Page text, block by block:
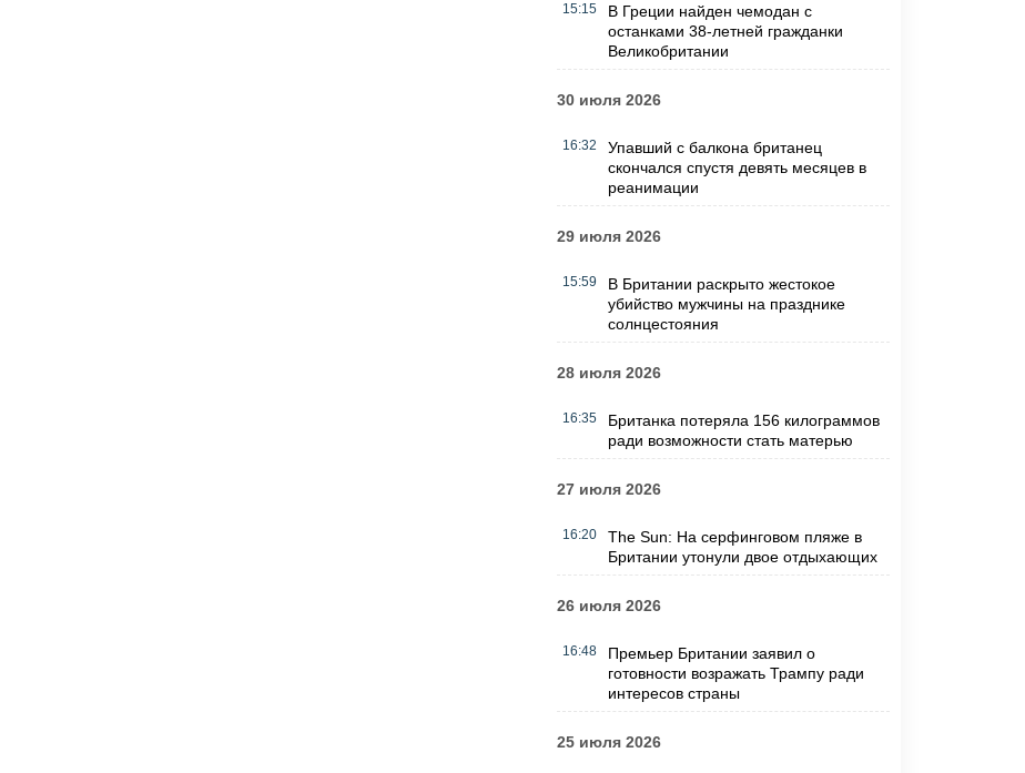
15:15
В Греции найден чемодан с
останками 38-летней гражданки
Великобритании
30 июля 2026
16:32
Упавший с балкона британец
скончался спустя девять месяцев в
реанимации
29 июля 2026
15:59
В Британии раскрыто жестокое
убийство мужчины на празднике
солнцестояния
28 июля 2026
16:35
Британка потеряла 156 килограммов
ради возможности стать матерью
27 июля 2026
16:20
The Sun: На серфинговом пляже в
Британии утонули двое отдыхающих
26 июля 2026
16:48
Премьер Британии заявил о
готовности возражать Трампу ради
интересов страны
25 июля 2026